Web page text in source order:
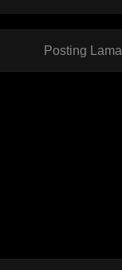
Posting Lama